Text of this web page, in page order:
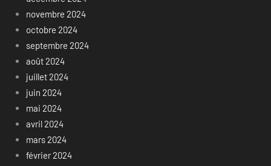
novembre 2024
octobre 2024
septembre 2024
août 2024
juillet 2024
juin 2024
mai 2024
avril 2024
mars 2024
février 2024